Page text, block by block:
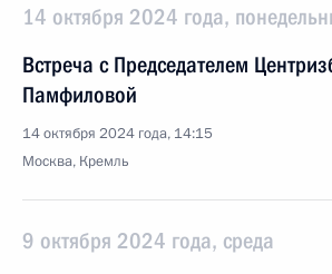
14 октября 2024 года,
Встреча с Председателем
Памфиловой
14 октября 2024 года, 14:15
Москва, Кремль
9 октября 2024 года, среда